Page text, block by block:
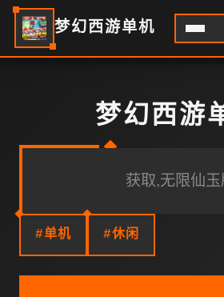
梦幻西游单机
梦幻西游
获取,无限仙玉
#单机 #休闲